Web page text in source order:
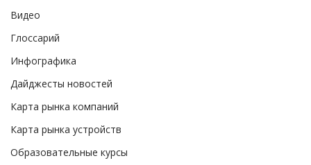
Видео
Глоссарий
Инфографика
Дайджесты новостей
Карта рынка компаний
Карта рынка устройств
Образовательные курсы